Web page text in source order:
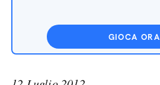
GIOCA ORA